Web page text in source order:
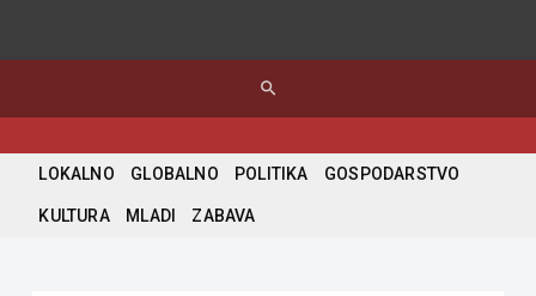
search
LOKALNO GLOBALNO POLITIKA GOSPODARSTVO
KULTURA MLADI ZABAVA